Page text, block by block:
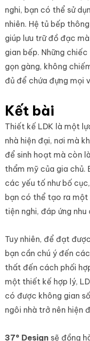
nghi, bạn có thể sử
nhiên. Hệ tủ bếp
giúp lưu trữ đồ đạc
gian bếp. Những
gọn gàng, không
đủ để chứa đựng mọi
Kết bài
Thiết kế LDK là một
nhà hiện đại, nơi mà
để sinh hoạt mà còn
thẩm mỹ của gia chủ.
các yếu tố như bố
bạn có thể tạo ra một
tiện nghi, đáp ứng
Tuy nhiên, để đạt
bạn cần chú ý đến
thất đến cách phối
một thiết kế hợp lý,
có được không gian
ngôi nhà trở nên hiện
37° Design sẽ đồng